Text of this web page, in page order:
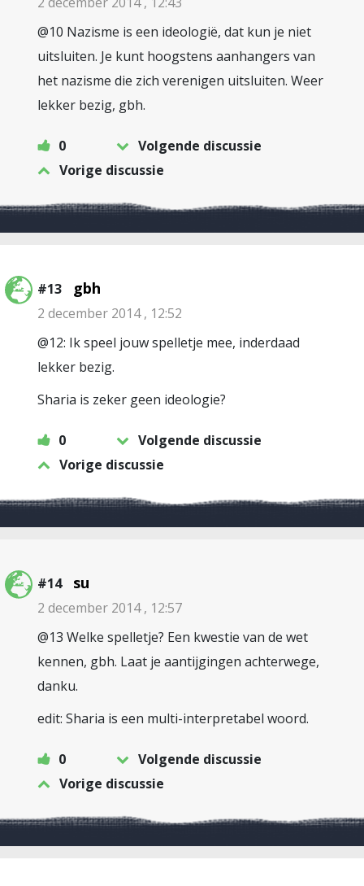
@10 Nazisme is een ideologië, dat kun je niet
uitsluiten. Je kunt hoogstens aanhangers van
het nazisme die zich verenigen uitsluiten. Weer
lekker bezig, gbh.
0
Volgende discussie
Vorige discussie
#13 gbh
2 december 2014 , 12:52
@12: Ik speel jouw spelletje mee, inderdaad
lekker bezig.
Sharia is zeker geen ideologie?
0
Volgende discussie
Vorige discussie
#14 su
2 december 2014 , 12:57
@13 Welke spelletje? Een kwestie van de wet
kennen, gbh. Laat je aantijgingen achterwege,
danku.
edit: Sharia is een multi-interpretabel woord.
0
Volgende discussie
Vorige discussie